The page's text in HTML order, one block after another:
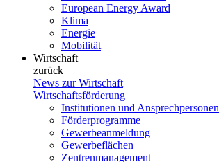
European Energy Award
Klima
Energie
Mobilität
Wirtschaft
zurück
News zur Wirtschaft
Wirtschaftsförderung
Institutionen und Ansprechpersonen
Förderprogramme
Gewerbeanmeldung
Gewerbeflächen
Zentrenmanagement